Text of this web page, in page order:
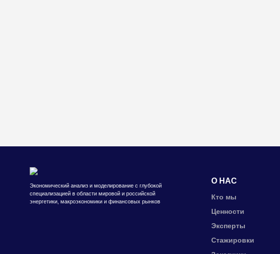
Экономический анализ и моделирование с глубокой
специализацией в области мировой и российской
энергетики, макроэкономики и финансовых рынков
О НАС
Кто мы
Ценности
Эксперты
Стажировки